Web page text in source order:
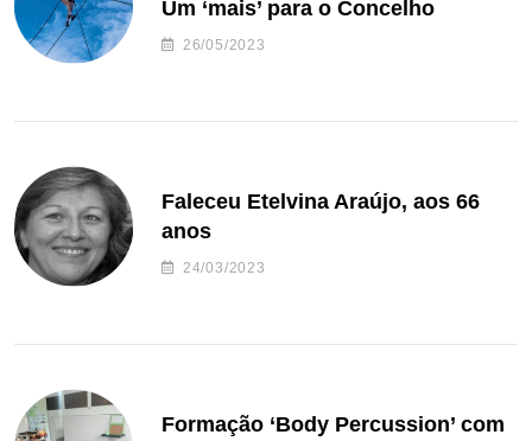
Um ‘mais’ para o Concelho
26/05/2023
Faleceu Etelvina Araújo, aos 66
anos
24/03/2023
Formação ‘Body Percussion’ com